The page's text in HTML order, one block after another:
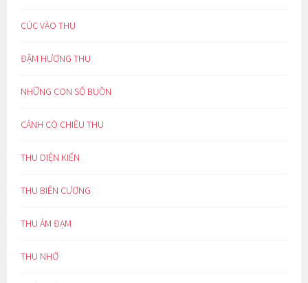
CÚC VÀO THU
ĐẬM HƯƠNG THU
NHỮNG CON SỐ BUỒN
CÁNH CÒ CHIỀU THU
THU DIỆN KIẾN
THU BIÊN CƯƠNG
THU ẢM ĐẠM
THU NHỚ